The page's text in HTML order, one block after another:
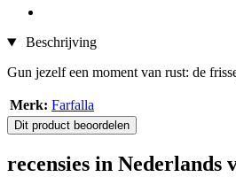
Beschrijving
Gun jezelf een moment van rust: de
Merk: Farfalla
Dit product beoordelen
recensies in Nederlands